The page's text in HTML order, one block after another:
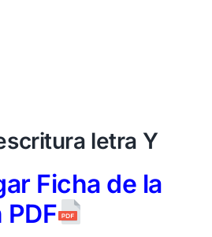
letra Y
Ficha de la
PDF